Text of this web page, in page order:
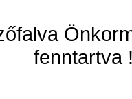
fenntartva